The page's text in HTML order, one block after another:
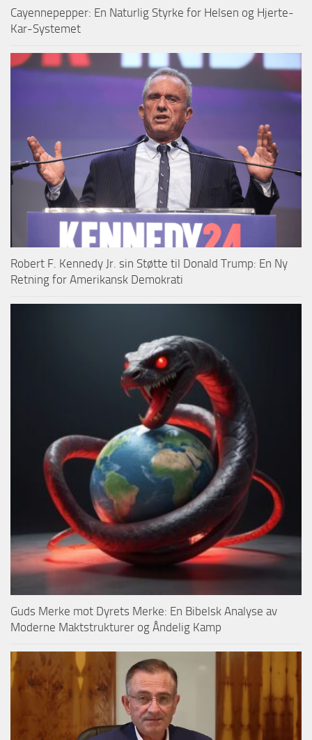
Cayennepepper: En Naturlig Styrke for Helsen og Hjerte-
Kar-Systemet
Robert F. Kennedy Jr. sin Støtte til Donald Trump: En Ny
Retning for Amerikansk Demokrati
Guds Merke mot Dyrets Merke: En Bibelsk Analyse av
Moderne Maktstrukturer og Åndelig Kamp